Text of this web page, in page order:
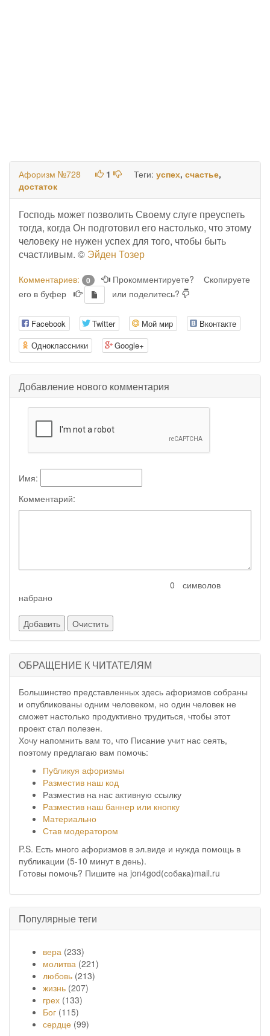
Афоризм №728 1 Теги: успех, счастье,
достаток
Господь может позволить Своему слуге преуспеть
тогда, когда Он подготовил его настолько, что этому
человеку не нужен успех для того, чтобы быть
счастливым. © Эйден Тозер
Комментариев: 0 Прокомментируете?
Скопируете
его в буфер
или поделитесь?
Facebook Twitter Мой мир
Вконтакте
Одноклассники
Google+
Добавление нового комментария
Имя:
Комментарий:
символов
набрано
ОБРАЩЕНИЕ К ЧИТАТЕЛЯМ
Большинство представленных здесь афоризмов собраны
и опубликованы одним человеком, но один человек не
сможет настолько продуктивно трудиться, чтобы этот
проект стал полезен.
Хочу напомнить вам то, что Писание учит нас сеять,
поэтому предлагаю вам помочь:
Публикуя афоризмы
Разместив наш код
Разместив на нас активную ссылку
Разместив наш баннер или кнопку
Материально
Став модератором
P.S. Есть много афоризмов в эл.виде и нужда помощь в
публикации (5-10 минут в день).
Готовы помочь? Пишите на jon4god(собака)mail.ru
Популярные теги
вера (233)
молитва (221)
любовь (213)
жизнь (207)
грех (133)
Бог (115)
сердце (99)